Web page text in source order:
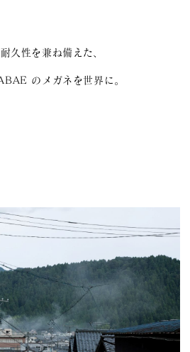
久性を兼ね備えた、
のメガネを世界に。